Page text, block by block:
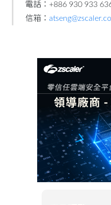
電話：+886 930 933
信箱：